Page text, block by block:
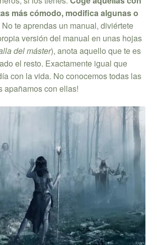
más cómodo, modifica algunas o
No te aprendas un manual, diviértete
versión del manual en unas hojas
del máster), anota aquello que te es
el resto. Exactamente igual que
con la vida. No conocemos todas las
apañamos con ellas!